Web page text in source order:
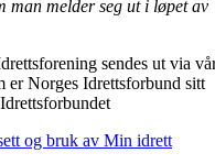
man melder seg ut i løpet av
sendes ut via
er Norges Idrettsforbund sitt
og bruk av Min idrett